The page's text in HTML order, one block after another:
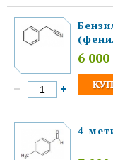
6 000
4-